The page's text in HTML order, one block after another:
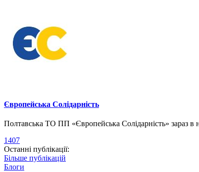
Європейська Солідарність
Полтавська ТО ПП «Європейська Солідарність» зараз
1407
Останні публікації:
Більше публікацій
Блоги